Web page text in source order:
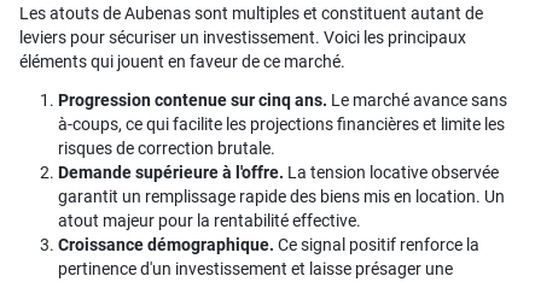
Les atouts de Aubenas sont multiples et constituent autant de
leviers pour sécuriser un investissement. Voici les principaux
éléments qui jouent en faveur de ce marché.
Progression contenue sur cinq ans. Le marché avance sans
à-coups, ce qui facilite les projections financières et limite les
risques de correction brutale.
Demande supérieure à l'offre. La tension locative observée
garantit un remplissage rapide des biens mis en location. Un
atout majeur pour la rentabilité effective.
Croissance démographique. Ce signal positif renforce la
pertinence d'un investissement et laisse présager une